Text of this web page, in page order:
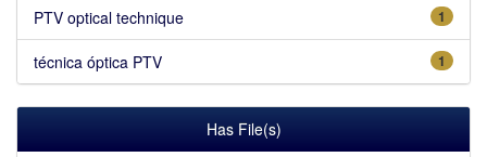
1
PTV optical technique
1
técnica óptica PTV
Has File(s)